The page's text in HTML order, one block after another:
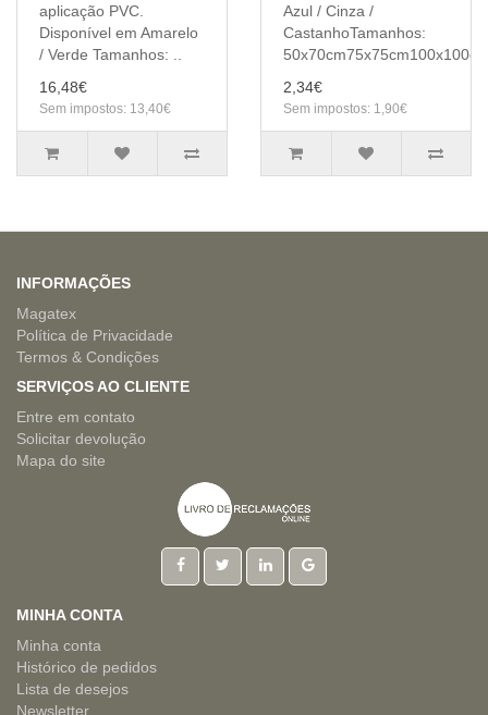
aplicação PVC.
Disponível em Amarelo
/ Verde Tamanhos: ..
16,48€
Sem impostos: 13,40€
Azul / Cinza /
CastanhoTamanhos:
2,34€
Sem impostos: 1,90€
INFORMAÇÕES
Magatex
Política de Privacidade
Termos & Condições
SERVIÇOS AO CLIENTE
Entre em contato
Solicitar devolução
Mapa do site
MINHA CONTA
Minha conta
Histórico de pedidos
Lista de desejos
Newsletter